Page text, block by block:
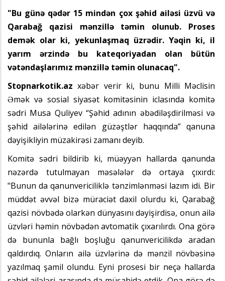
"Bu günə qədər 15 mindən çox şəhid ailəsi üzvü və
Qarabağ qazisi mənzillə təmin olunub. Proses
demək olar ki, yekunlaşmaq üzrədir. Yəqin ki, il
yarım ərzində bu kateqoriyadan olan bütün
vətəndaşlarımız mənzillə təmin olunacaq".
Stopnarkotik.azxəbər verir ki, bunu Milli Məclisin
Əmək və sosial siyasət komitəsinin iclasında komitə
sədri Musa Quliyev “Şəhid adının əbədiləşdirilməsi və
şəhid ailələrinə edilən güzəştlər haqqında” qanuna
dəyişikliyin müzakirəsi zamanı deyib.
Komitə sədri bildirib ki, müəyyən hallarda qanunda
nəzərdə tutulmayan məsələlər də ortaya çıxırdı:
"Bunun da qanunvericiliklə tənzimlənməsi lazım idi. Bir
müddət əvvəl bizə müraciət daxil olurdu ki, Qarabağ
qazisi növbədə olarkən dünyasını dəyişirdisə, onun ailə
üzvləri həmin növbədən avtomatik çıxarılırdı. Ona görə
də bununla bağlı boşluğu qanunvericilikdə aradan
qaldırdıq. Onların ailə üzvlərinə də mənzil növbəsinə
yazılmaq şamil olundu. Eyni prosesi bir neçə hallarda